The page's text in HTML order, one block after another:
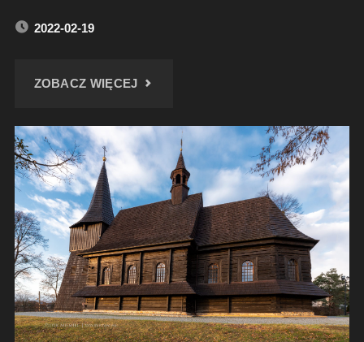
2022-02-19
ZOBACZ WIĘCEJ"PRZEJAZDEM
–
PAŁAC
W
PRZYSZOWICACH"